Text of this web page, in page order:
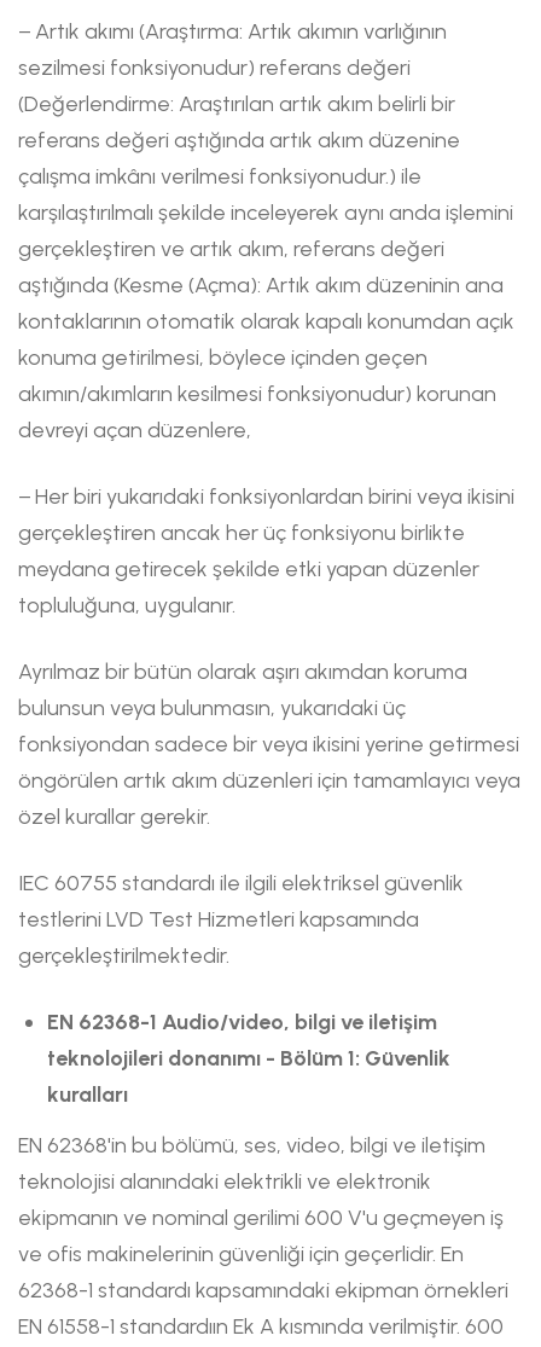
− Artık akımı (Araştırma: Artık akımın varlığının
sezilmesi fonksiyonudur) referans değeri
(Değerlendirme: Araştırılan artık akım belirli bir
referans değeri aştığında artık akım düzenine
çalışma imkânı verilmesi fonksiyonudur.) ile
karşılaştırılmalı şekilde inceleyerek aynı anda işlemini
gerçekleştiren ve artık akım, referans değeri
aştığında (Kesme (Açma): Artık akım düzeninin ana
kontaklarının otomatik olarak kapalı konumdan açık
konuma getirilmesi, böylece içinden geçen
akımın/akımların kesilmesi fonksiyonudur) korunan
devreyi açan düzenlere,
− Her biri yukarıdaki fonksiyonlardan birini veya ikisini
gerçekleştiren ancak her üç fonksiyonu birlikte
meydana getirecek şekilde etki yapan düzenler
topluluğuna, uygulanır.
Ayrılmaz bir bütün olarak aşırı akımdan koruma
bulunsun veya bulunmasın, yukarıdaki üç
fonksiyondan sadece bir veya ikisini yerine getirmesi
öngörülen artık akım düzenleri için tamamlayıcı veya
özel kurallar gerekir.
IEC 60755 standardı ile ilgili elektriksel güvenlik
testlerini LVD Test Hizmetleri kapsamında
gerçekleştirilmektedir.
EN 62368-1 Audio/video, bilgi ve iletişim
teknolojileri donanımı - Bölüm 1: Güvenlik
kuralları
EN 62368'in bu bölümü, ses, video, bilgi ve iletişim
teknolojisi alanındaki elektrikli ve elektronik
ekipmanın ve nominal gerilimi 600 V'u geçmeyen iş
ve ofis makinelerinin güvenliği için geçerlidir. En
62368-1 standardı kapsamındaki ekipman örnekleri
EN 61558-1 standardıın Ek A kısmında verilmiştir. 600